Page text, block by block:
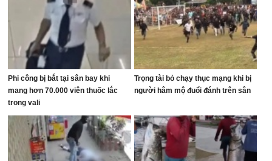
Phi công bị bắt tại sân bay khi
mang hơn 70.000 viên thuốc lắc
trong vali
Trọng tài bỏ chạy thục mạng khi bị
người hâm mộ đuổi đánh trên sân